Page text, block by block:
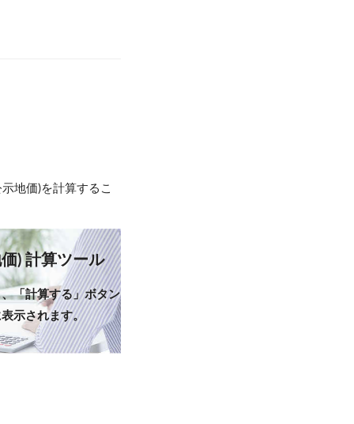
地価)を計算するこ
) 計算ツール
「計算する」ボタン
示されます。